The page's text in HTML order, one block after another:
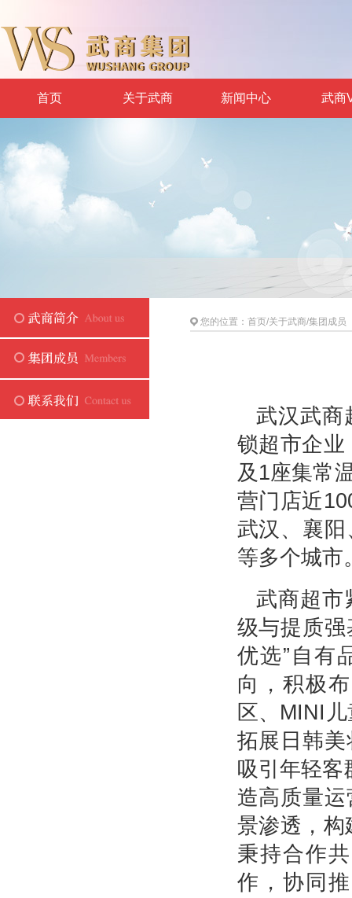
首页 关于武商 新闻中心 武商
您的位置： 首页/关于武商/集团成员
武汉武商
锁超市企业
及1座集常
营门店近
武汉、襄
等多个城市
武商超市
级与提质强
优选”自有
向，积极
区、MINI
拓展日韩
吸引年轻客
造高质量
景渗透，
秉持合作
作，协同